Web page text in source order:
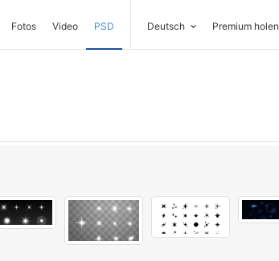
Fotos Video PSD Deutsch Premium holen